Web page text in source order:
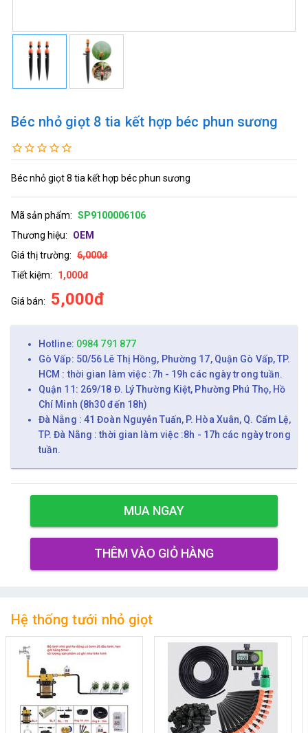
Béc nhỏ giọt 8 tia kết hợp béc phun sương
Béc nhỏ giọt 8 tia kết hợp béc phun sương
Mã sản phẩm: SP9100006106
Thương hiệu:
OEM
Giá thị trường: 6,000đ
Tiết kiệm:
1,000đ
Giá bán: 5,000đ
Hotline: 0984 791 877
Gò Vấp: 50/56 Lê Thị Hồng, Phường 17, Quận Gò Vấp, TP.
HCM : thời gian làm việc :7h - 19h các ngày trong tuần.
Quận 11: 269/18 Đ. Lý Thường Kiệt, Phường Phú Thọ, Hồ
Chí Minh (8h30 đến 18h)
Đà Nẵng : 41 Đoàn Nguyễn Tuấn, P. Hòa Xuân, Q. Cẩm Lệ,
TP. Đà Nẵng : thời gian làm việc :8h - 17h các ngày trong
tuần.
MUA NGAY
THÊM VÀO GIỎ HÀNG
Hệ thống tưới nhỏ giọt